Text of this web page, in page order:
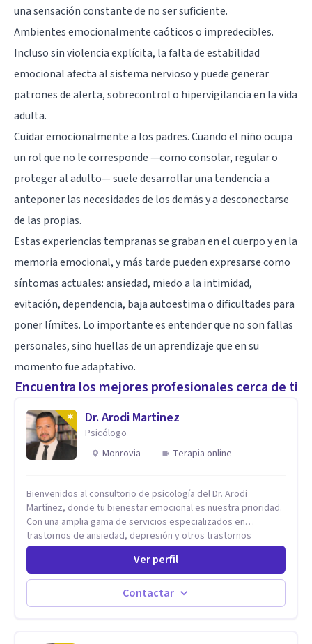
una sensación constante de no ser suficiente.
Ambientes emocionalmente caóticos o impredecibles.
Incluso sin violencia explícita, la falta de estabilidad
emocional afecta al sistema nervioso y puede generar
patrones de alerta, sobrecontrol o hipervigilancia en la vida
adulta.
Cuidar emocionalmente a los padres. Cuando el niño ocupa
un rol que no le corresponde —como consolar, regular o
proteger al adulto— suele desarrollar una tendencia a
anteponer las necesidades de los demás y a desconectarse
de las propias.
Estas experiencias tempranas se graban en el cuerpo y en la
memoria emocional, y más tarde pueden expresarse como
síntomas actuales: ansiedad, miedo a la intimidad,
evitación, dependencia, baja autoestima o dificultades para
poner límites. Lo importante es entender que no son fallas
personales, sino huellas de un aprendizaje que en su
momento fue adaptativo.
Encuentra los mejores profesionales cerca de ti
Dr. Arodi Martinez
Psicólogo
Monrovia
Terapia online
Bienvenidos al consultorio de psicología del Dr. Arodi
Martínez, donde tu bienestar emocional es nuestra prioridad.
Con una amplia gama de servicios especializados en
trastornos de ansiedad, depresión y otros trastornos
emocionales, estamos dedicados a ofrecerte el mejor
tratamiento para mejorar tu salud mental. En nuestro
consultorio, ofrecemos una variedad de terapias y
tratamientos diseñados para satisfacer tus necesidades
específicas: Terapia para Trastornos de Ansiedad y
Ver perfil
Contactar